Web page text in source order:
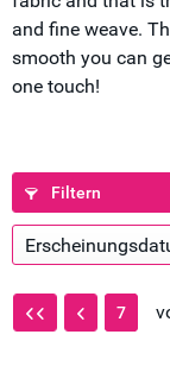
and fine weave.
smooth you can
one touch!
Filtern
7